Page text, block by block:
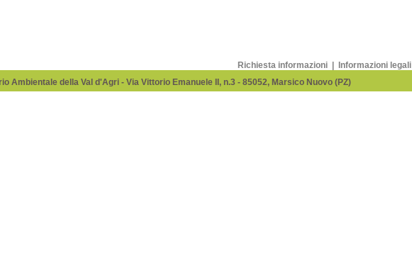
Richiesta informazioni Informazioni legali
Ambientale della Val d'Agri - Via Vittorio Emanuele II, n.3 - 85052, Marsico Nuovo (PZ)